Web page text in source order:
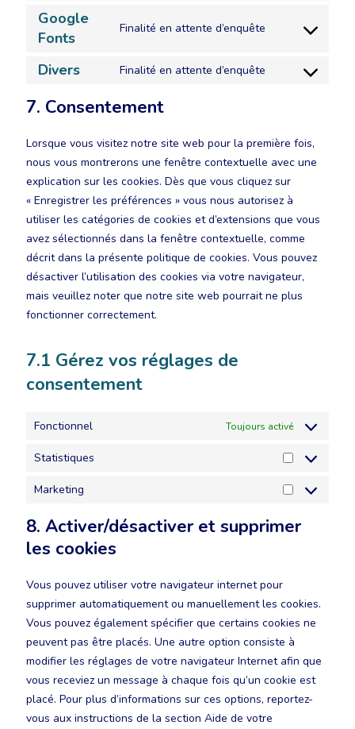
Google
Fonts
Finalité en attente d’enquête
Divers Finalité en attente d’enquête
7. Consentement
Lorsque vous visitez notre site web pour la première fois,
nous vous montrerons une fenêtre contextuelle avec une
explication sur les cookies. Dès que vous cliquez sur
« Enregistrer les préférences » vous nous autorisez à
utiliser les catégories de cookies et d’extensions que vous
avez sélectionnés dans la fenêtre contextuelle, comme
décrit dans la présente politique de cookies. Vous pouvez
désactiver l’utilisation des cookies via votre navigateur,
mais veuillez noter que notre site web pourrait ne plus
fonctionner correctement.
7.1 Gérez vos réglages de
consentement
Fonctionnel Toujours activé
Statistiques
Marketing
8. Activer/désactiver et supprimer
les cookies
Vous pouvez utiliser votre navigateur internet pour
supprimer automatiquement ou manuellement les cookies.
Vous pouvez également spécifier que certains cookies ne
peuvent pas être placés. Une autre option consiste à
modifier les réglages de votre navigateur Internet afin que
vous receviez un message à chaque fois qu’un cookie est
placé. Pour plus d’informations sur ces options, reportez-
vous aux instructions de la section Aide de votre